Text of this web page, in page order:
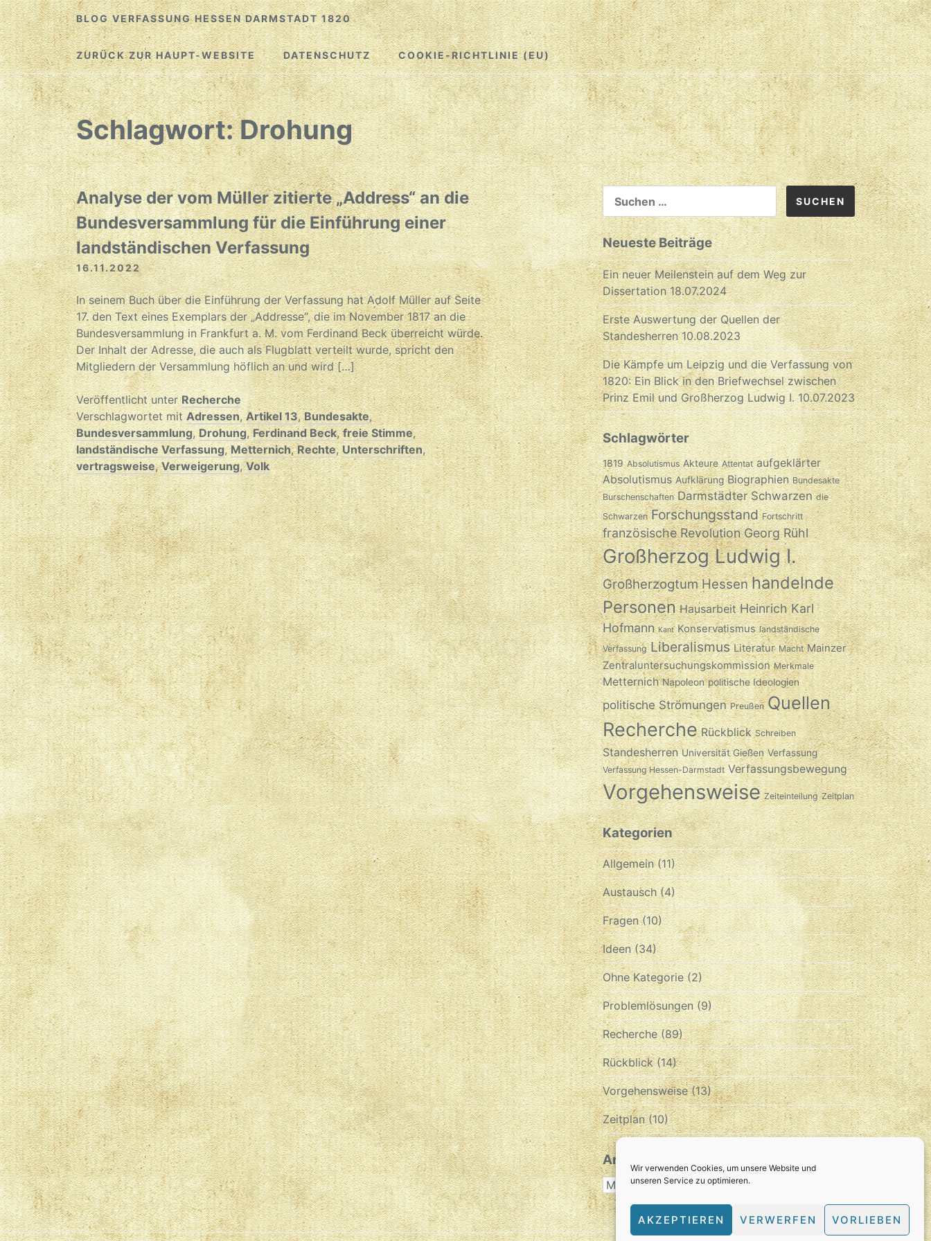
Wir verwenden Cookies, um unsere Website und
unseren Service zu optimieren.
AKZEPTIEREN VERWERFEN VORLIEBEN
Zum
Inhalt
springen
BLOG VERFASSUNG HESSEN DARMSTADT 1820
ZURÜCK ZUR HAUPT-WEBSITE DATENSCHUTZ COOKIE-RICHTLINIE (EU)
Schlagwort:Drohung
Analyse der vom Müller zitierte „Address“ an die
Bundesversammlung für die Einführung einer
landständischen Verfassung
16.11.2022
In seinem Buch über die Einführung der Verfassung hat Adolf Müller auf Seite
17. den Text eines Exemplars der „Addresse“, die im November 1817 an die
Bundesversammlung in Frankfurt a. M. vom Ferdinand Beck überreicht würde.
Der Inhalt der Adresse, die auch als Flugblatt verteilt wurde, spricht den
Mitgliedern der Versammlung höflich an und wird […]
Veröffentlicht unterRecherche
Verschlagwortet mitAdressen,Artikel 13,Bundesakte,
Bundesversammlung,Drohung,Ferdinand Beck,freie Stimme,
landständische Verfassung,Metternich,Rechte,Unterschriften,
vertragsweise,Verweigerung,Volk
SUCHEN
NACH:
Neueste Beiträge
Ein neuer Meilenstein auf dem Weg zur
Dissertation 18.07.2024
Erste Auswertung der Quellen der
Standesherren 10.08.2023
Die Kämpfe um Leipzig und die Verfassung von
1820: Ein Blick in den Briefwechsel zwischen
Prinz Emil und Großherzog Ludwig I. 10.07.2023
Schlagwörter
1819 Absolutismus Akteure Attentat aufgeklärter
Absolutismus Aufklärung Biographien Bundesakte
Burschenschaften Darmstädter Schwarzen die
Schwarzen Forschungsstand Fortschritt
französische Revolution Georg Rühl
Großherzog Ludwig I.
Großherzogtum Hessen handelnde
Personen Hausarbeit Heinrich Karl
Hofmann Kant Konservatismus landständische
Verfassung Liberalismus Literatur Macht Mainzer
Zentraluntersuchungskommission Merkmale
Metternich Napoleon politische Ideologien
politische Strömungen Preußen Quellen
Recherche Rückblick Schreiben
Standesherren Universität Gießen Verfassung
Verfassung Hessen-Darmstadt Verfassungsbewegung
Vorgehensweise Zeiteinteilung Zeitplan
Kategorien
Allgemein(11)
Austausch(4)
Fragen(10)
Ideen(34)
Ohne Kategorie(2)
Problemlösungen(9)
Recherche(89)
Rückblick(14)
Vorgehensweise(13)
Zeitplan(10)
Archiv
ARCHIV